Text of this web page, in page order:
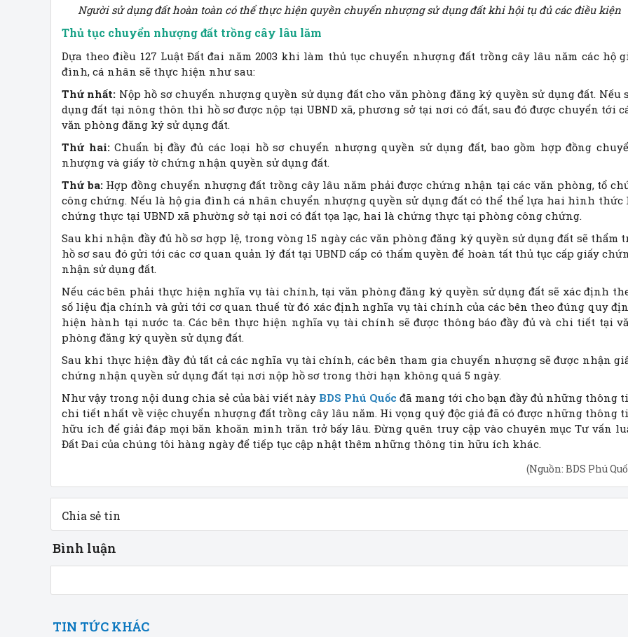
Người sử dụng đất hoàn toàn có thể thực hiện quyền chuyển nhượng sử dụng đất khi hội tụ đủ các điều kiện
Thủ tục chuyển nhượng đất trồng cây lâu lăm
Dựa theo điều 127 Luật Đất đai năm 2003 khi làm thủ tục chuyển nhượng đất trồng cây lâu năm các hộ
đình, cá nhân sẽ thực hiện như sau:
Thứ nhất: Nộp hồ sơ chuyển nhượng quyền sử dụng đất cho văn phòng đăng ký quyền sử dụng đất. Nếu
dụng đất tại nông thôn thì hồ sơ được nộp tại UBND xã, phương sở tại nơi có đất, sau đó được chuyển tới
văn phòng đăng ký sử dụng đất.
Thứ hai:Chuẩn bị đầy đủ các loại hồ sơ chuyển nhượng quyền sử dụng đất, bao gồm hợp đồng
nhượng và giấy tờ chứng nhận quyền sử dụng đất.
Thứ ba:Hợp đồng chuyển nhượng đất trồng cây lâu năm phải được chứng nhận tại các văn phòng, tổ
công chứng. Nếu là hộ gia đình cá nhân chuyển nhượng quyền sử dụng đất có thể thể lựa hai hình thức
chứng thực tại UBND xã phường sở tại nơi có đất tọa lạc, hai là chứng thực tại phòng công chứng.
Sau khi nhận đầy đủ hồ sơ hợp lệ, trong vòng 15 ngày các văn phòng đăng ký quyền sử dụng đất sẽ thẩm
hồ sơ sau đó gửi tới các cơ quan quản lý đất tại UBND cấp có thẩm quyền để hoàn tất thủ tục cấp giấy
nhận sử dụng đất.
Nếu các bên phải thực hiện nghĩa vụ tài chính, tại văn phòng đăng ký quyền sử dụng đất sẽ xác định
số liệu địa chính và gửi tới cơ quan thuế từ đó xác định nghĩa vụ tài chính của các bên theo đúng quy
hiện hành tại nước ta. Các bên thực hiện nghĩa vụ tài chính sẽ được thông báo đầy đủ và chi tiết tại
phòng đăng ký quyền sử dụng đất.
Sau khi thực hiện đầy đủ tất cả các nghĩa vụ tài chính, các bên tham gia chuyển nhượng sẽ được nhận
chứng nhận quyền sử dụng đất tại nơi nộp hồ sơ trong thời hạn không quá 5 ngày.
Như vậy trong nội dung chia sẻ của bài viết này BDS Phú Quốc đã mang tới cho bạn đầy đủ những thông
chi tiết nhất về việc chuyển nhượng đất trồng cây lâu năm. Hi vọng quý độc giả đã có được những thông
hữu ích để giải đáp mọi băn khoăn mình trăn trở bấy lâu. Đừng quên truy cập vào chuyên mục Tư vấn
Đất Đai của chúng tôi hàng ngày để tiếp tục cập nhật thêm những thông tin hữu ích khác.
(Nguồn: BDS Phú
Chia sẻ tin
Bình luận
TIN TỨC KHÁC